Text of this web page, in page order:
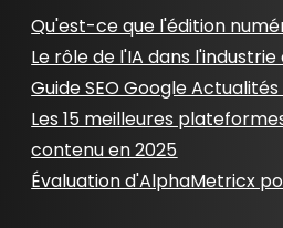
Qu'est-ce que l'édition
Le rôle de l'IA dans
Guide SEO Google Actualités
Les 15 meilleures
contenu en 2025
Évaluation d'AlphaMetricx